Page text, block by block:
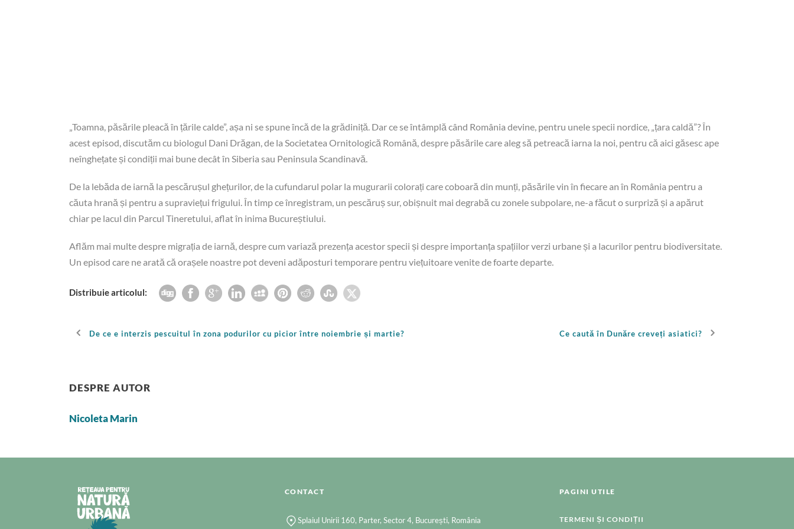
„Toamna, păsările pleacă în țările calde”, așa ni se spune încă de la grădiniță. Dar ce se întâmplă când România devine, pentru unele specii nordice, „țara caldă”? În
acest episod, discutăm cu biologul Dani Drăgan, de la Societatea Ornitologică Română, despre păsările care aleg să petreacă iarna la noi, pentru că aici găsesc ape
neînghețate și condiții mai bune decât în Siberia sau Peninsula Scandinavă.
De la lebăda de iarnă la pescărușul ghețurilor, de la cufundarul polar la mugurarii colorați care coboară din munți, păsările vin în fiecare an în România pentru a
căuta hrană și pentru a supraviețui frigului. În timp ce înregistram, un pescăruș sur, obișnuit mai degrabă cu zonele subpolare, ne-a făcut o surpriză și a apărut
chiar pe lacul din Parcul Tineretului, aflat în inima Bucureștiului.
Aflăm mai multe despre migrația de iarnă, despre cum variază prezența acestor specii și despre importanța spațiilor verzi urbane și a lacurilor pentru biodiversitate.
Un episod care ne arată că orașele noastre pot deveni adăposturi temporare pentru viețuitoare venite de foarte departe.
Distribuie articolul:
De ce e interzis pescuitul în zona podurilor cu picior între noiembrie și martie? Ce caută în Dunăre creveți asiatici?
DESPRE AUTOR
Nicoleta Marin
CONTACT
Splaiul Unirii 160, Parter, Sector 4, București, România
PAGINI UTILE
TERMENI ȘI CONDIȚII